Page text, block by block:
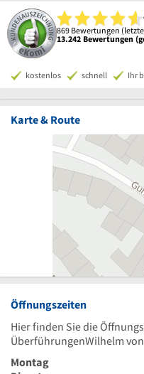
869 Bewertungen
13.242 Bewertungen
kostenlos schnell Ihr
Karte & Route
Öffnungszeiten
Hier finden Sie die
ÜberführungenWilhelm
Montag